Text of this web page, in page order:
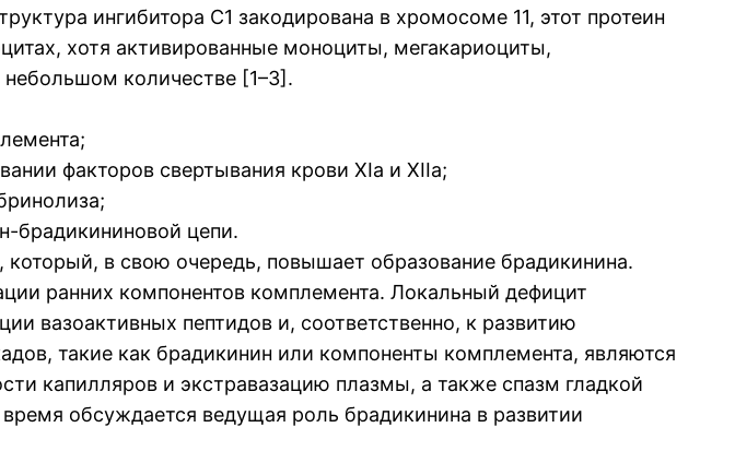
ингибитора С1 закодирована в хромосоме 11, этот протеин
хотя активированные моноциты, мегакариоциты,
небольшом количестве [1–3].
факторов свертывания крови XIa и XIIa;
брадикининовой цепи.
в свою очередь, повышает образование брадикинина.
ранних компонентов комплемента. Локальный дефицит
вазоактивных пептидов и, соответственно, к развитию
такие как брадикинин или компоненты комплемента, являются
капилляров и экстравазацию плазмы, а также спазм гладкой
обсуждается ведущая роль брадикинина в развитии